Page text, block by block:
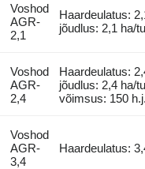
Voshod
AGR-
2,1
Haardeulatus:
jõudlus: 2,1 ha/
Voshod
AGR-
2,4
Haardeulatus:
jõudlus: 2,4 ha/
võimsus: 150 h.j.
Voshod
AGR-
3,4
Haardeulatus: